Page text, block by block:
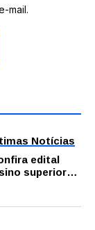
mail.
Notícias
edital
superior